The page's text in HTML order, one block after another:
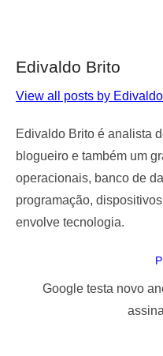
Edivaldo Brito
View all posts by
Edivaldo Brito é analista
blogueiro e também um
operacionais, banco de
programação,
envolve tecnologia.
Previous
Google testa novo